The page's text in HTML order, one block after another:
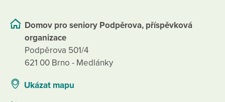
Domov pro seniory Podpěrova, příspěvková
organizace
Podpěrova 501/4
621 00 Brno - Medlánky
Ukázat mapu